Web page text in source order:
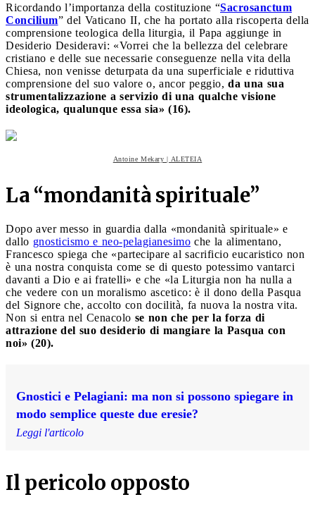
Ricordando l’importanza della costituzione “Sacrosanctum
Concilium” del Vaticano II, che ha portato alla riscoperta della
comprensione teologica della liturgia, il Papa aggiunge in
Desiderio Desideravi: «Vorrei che la bellezza del celebrare
cristiano e delle sue necessarie conseguenze nella vita della
Chiesa, non venisse deturpata da una superficiale e riduttiva
comprensione del suo valore o, ancor peggio, da una sua
strumentalizzazione a servizio di una qualche visione
ideologica, qualunque essa sia» (16).
Antoine Mekary | ALETEIA
La “mondanità spirituale”
Dopo aver messo in guardia dalla «mondanità spirituale» e
dallo gnosticismo e neo-pelagianesimo che la alimentano,
Francesco spiega che «partecipare al sacrificio eucaristico non
è una nostra conquista come se di questo potessimo vantarci
davanti a Dio e ai fratelli» e che «la Liturgia non ha nulla a
che vedere con un moralismo ascetico: è il dono della Pasqua
del Signore che, accolto con docilità, fa nuova la nostra vita.
Non si entra nel Cenacolo se non che per la forza di
attrazione del suo desiderio di mangiare la Pasqua con
noi» (20).
Gnostici e Pelagiani: ma non si possono spiegare in
modo semplice queste due eresie?
Leggi l'articolo
Il pericolo opposto